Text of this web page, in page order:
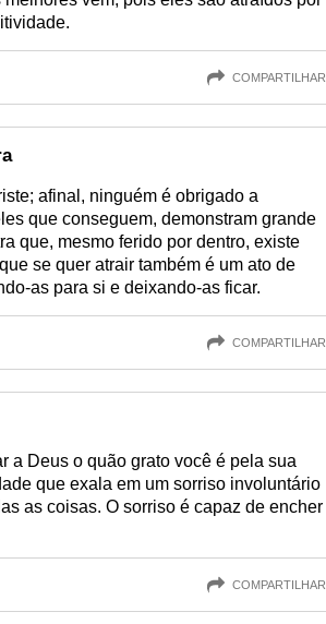
COMPARTILHAR
afinal, ninguém é obrigado a
que conseguem, demonstram grande
que, mesmo ferido por dentro, existe
se quer atrair também é um ato de
as para si e deixando-as ficar.
COMPARTILHAR
a Deus o quão grato você é pela sua
que exala em um sorriso involuntário
as coisas. O sorriso é capaz de encher
COMPARTILHAR